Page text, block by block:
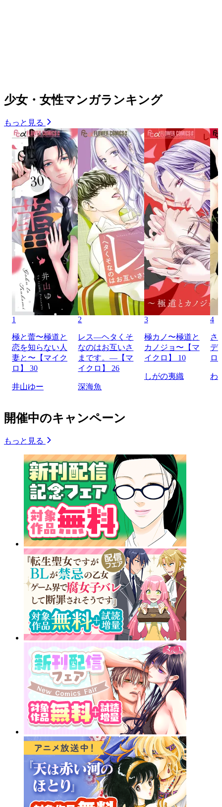
少女・女性マンガランキング
もっと見る
1
極と蕾〜極道と
恋を知らない人
妻と〜【マイク
ロ】 30
井山ゆー
2
レス―ヘタくそ
なのはお互いさ
まです。―【マ
イクロ】 26
深海魚
3
極カノ〜極道と
カノジョ〜【マ
イクロ】 10
しがの夷織
4
さ
デ
ロ
わ
開催中のキャンペーン
もっと見る